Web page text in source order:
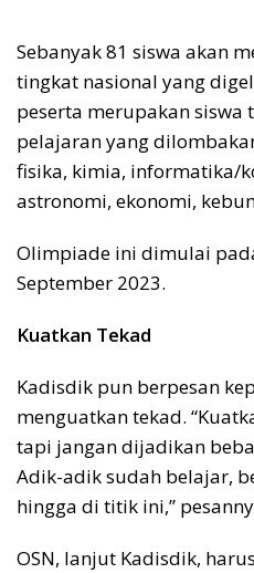
Sebanyak 81 siswa akan
tingkat nasional yang
peserta merupakan
pelajaran yang
fisika, kimia, informatika/
astronomi, ekonomi,
Olimpiade ini dimulai
September 2023.
Kuatkan Tekad
Kadisdik pun berpesan
menguatkan tekad.
tapi jangan dijadikan
Adik-adik sudah belajar,
hingga di titik ini,”
OSN, lanjut Kadisdik,